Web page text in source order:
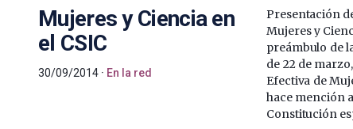
Mujeres y Ciencia en
el CSIC
30/09/2014 En la red
Presentación
Mujeres y
preámbulo de
de 22 de
Efectiva de
hace mención
Constitución